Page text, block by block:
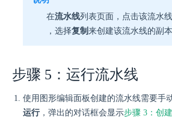
在流水线列表页面，点击该流水
，选择复制 来创建该流水线的副本
步骤 5：运行流水线
使用图形编辑面板创建的流水线需要手
运行，弹出的对话框会显示步骤 3：创